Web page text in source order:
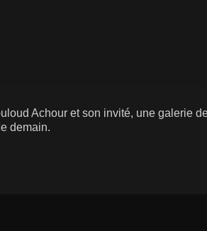
Achour et son invité, une galerie
demain.